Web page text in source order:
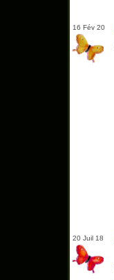
16 Fév 20
20 Juil 18